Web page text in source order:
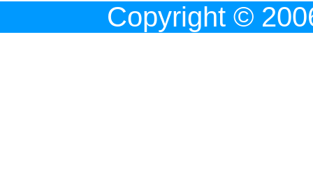
Copyright ©